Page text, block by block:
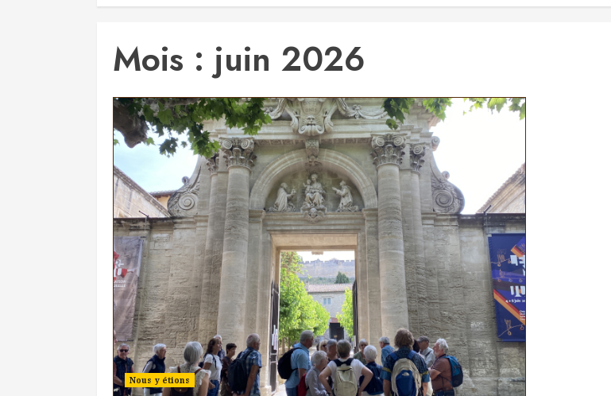
Mois : juin 2026
Nous y étions